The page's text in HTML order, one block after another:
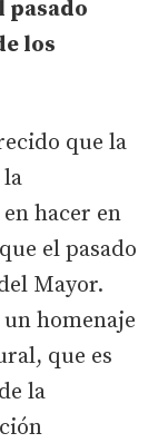
los
que la
hacer en
el pasado
Mayor.
homenaje
que es
la